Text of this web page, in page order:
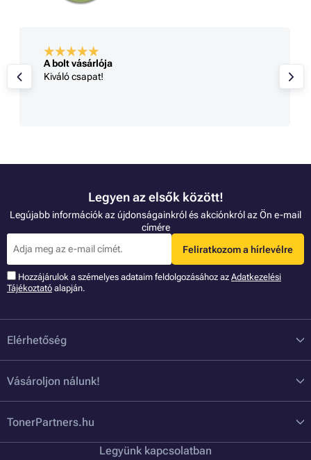
A bolt vásárlója
Kiváló csapat!
Legyen az elsők között!
Legújabb információk az újdonságainkról és akciónkról az Ön e-mail
címére
Feliratkozom a hírlevélre
Hozzájárulok a szémelyes adataim feldolgozásához az Adatkezelési
Tájékoztató alapján.
Elérhetőség
Vásároljon nálunk!
TonerPartners.hu
Legyünk kapcsolatban